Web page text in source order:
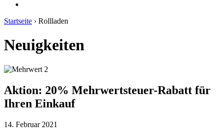
Startseite › Rollladen
Neuigkeiten
Aktion: 20% Mehrwertsteuer-Rabatt für
Ihren Einkauf
14. Februar 2021